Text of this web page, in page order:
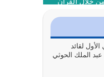
خلال القرآن
لذكري)
لقائد
عبد الملك الحوثي